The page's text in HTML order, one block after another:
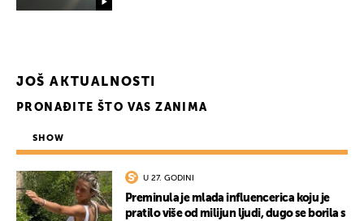
JOŠ AKTUALNOSTI
PRONAĐITE ŠTO VAS ZANIMA
SHOW
U 27. GODINI
Preminula je mlada influencerica koju je
pratilo više od milijun ljudi, dugo se borila s